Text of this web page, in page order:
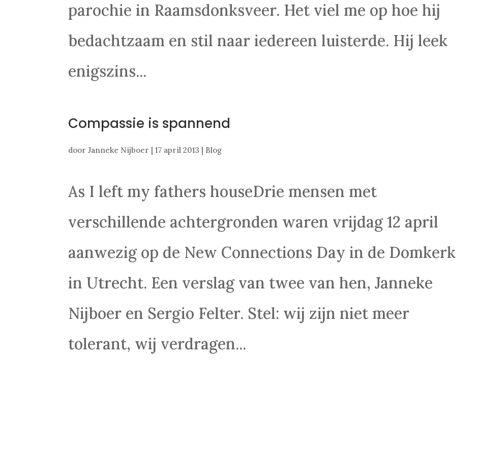
parochie in Raamsdonksveer. Het viel me op hoe hij
bedachtzaam en stil naar iedereen luisterde. Hij leek
enigszins...
Compassie is spannend
doorJanneke Nijboer |17 april 2013 | Blog
As I left my fathers houseDrie mensen met
verschillende achtergronden waren vrijdag 12 april
aanwezig op de New Connections Day in de Domkerk
in Utrecht. Een verslag van twee van hen, Janneke
Nijboer en Sergio Felter. Stel: wij zijn niet meer
tolerant, wij verdragen...